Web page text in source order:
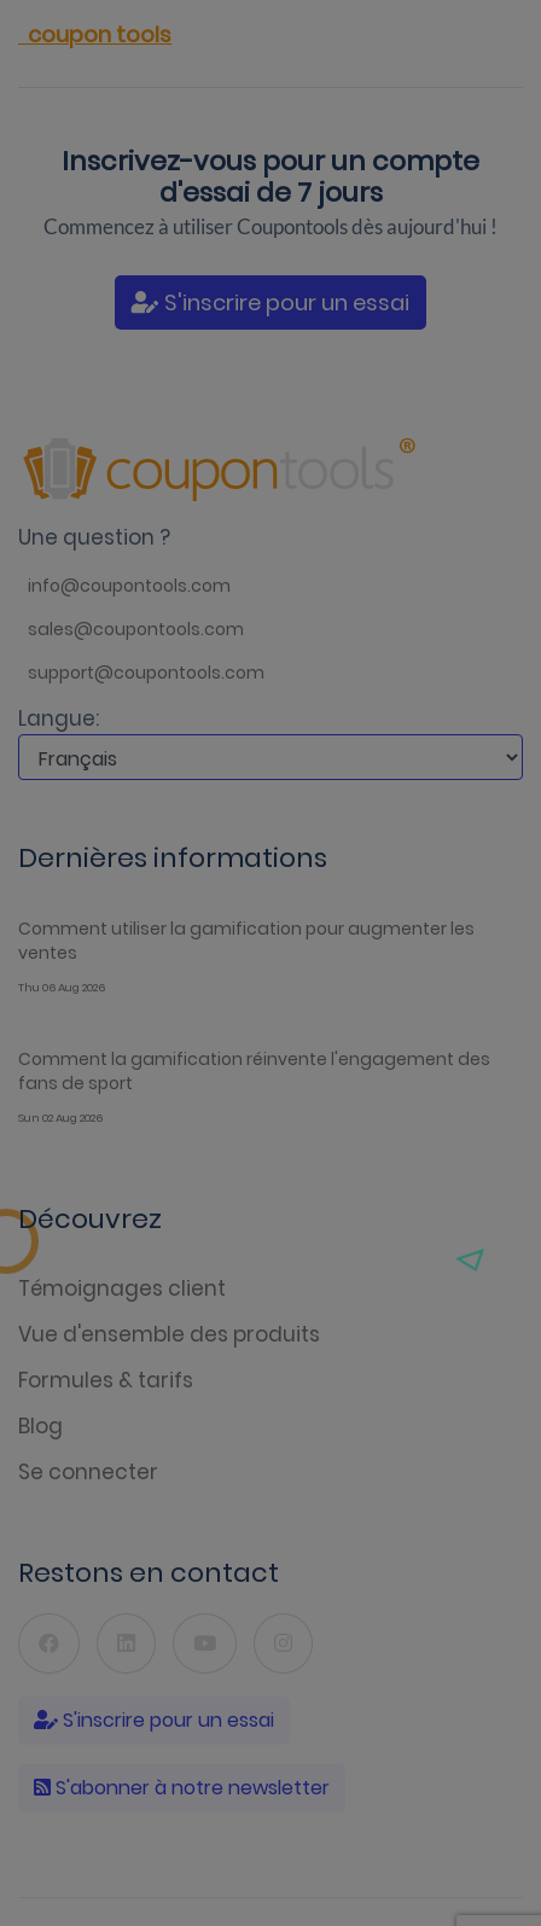
coupon tools
Inscrivez-vous pour un compte
d'essai de 7 jours
Commencez à utiliser Coupontools dès aujourd'hui !
S'inscrire pour un essai
Une question ?
info@coupontools.com
sales@coupontools.com
support@coupontools.com
Langue:
Dernières informations
Comment utiliser la gamification pour augmenter les
ventes
Thu 06 Aug 2026
Comment la gamification réinvente l'engagement des
fans de sport
Sun 02 Aug 2026
Découvrez
Témoignages client
Vue d'ensemble des produits
Formules & tarifs
Blog
Se connecter
Restons en contact
S'inscrire pour un essai
S'abonner à notre newsletter